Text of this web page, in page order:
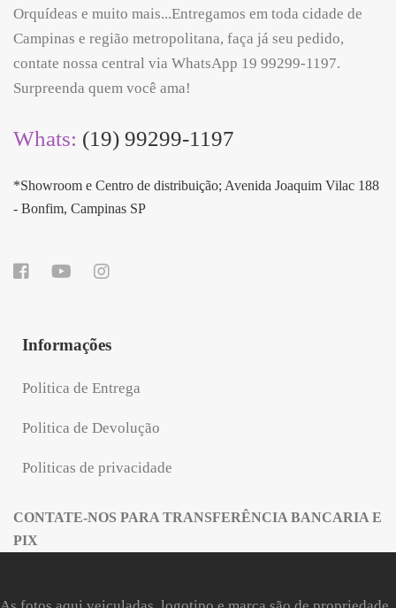
Orquídeas e muito mais...Entregamos em toda cidade de
Campinas e região metropolitana, faça já seu pedido,
contate nossa central via WhatsApp 19 99299-1197.
Surpreenda quem você ama!
Whats: (19) 99299-1197
*Showroom e Centro de distribuição; Avenida Joaquim Vilac 188
- Bonfim, Campinas SP
Informações
Politica de Entrega
Politica de Devolução
Politicas de privacidade
CONTATE-NOS PARA TRANSFERÊNCIA BANCARIA E
PIX